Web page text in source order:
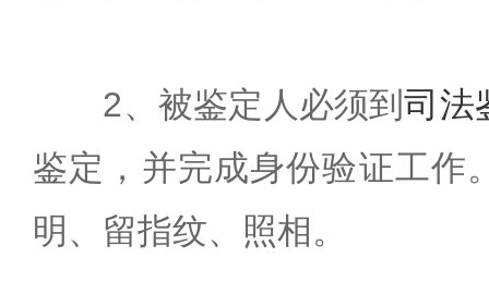
2、被鉴定人必须到司法
鉴定，并完成身份验证工作
明、留指纹、照相。